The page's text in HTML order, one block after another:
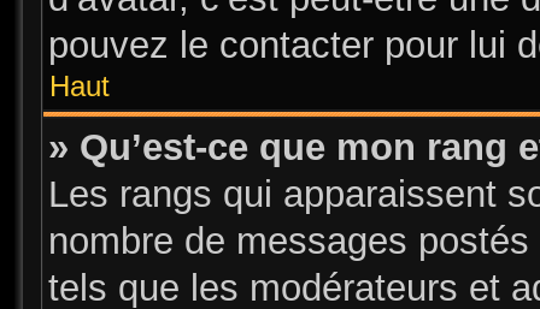
pouvez le contacter pour lui
Haut
» Qu’est-ce que mon rang
Les rangs qui apparaissent
nombre de messages
tels que les modérateurs et